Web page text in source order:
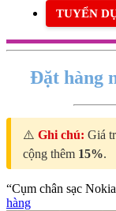
TUYỂN
Đặt hàng
⚠️ Ghi chú: Giá
cộng thêm 15%.
“Cụm chân sạc
hàng